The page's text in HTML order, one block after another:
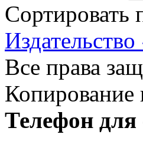
Сортировать
Все права
Копирование
Телефон для